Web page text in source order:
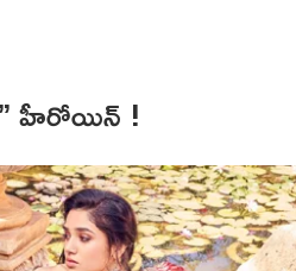
హీరోయిన్ !